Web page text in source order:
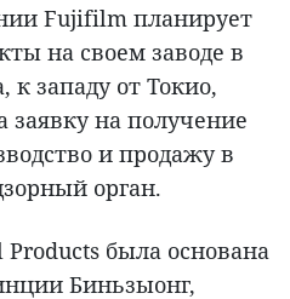
Fujifilm планирует
на своем заводе в
к западу от Токио,
заявку на получение
и продажу в
орган.
была основана
Биньзыонг,